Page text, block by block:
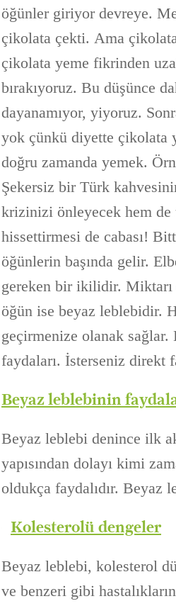
öğünler giriyor devreye.
çikolata çekti. Ama
çikolata yeme fikrinden
bırakıyoruz. Bu düşünce
dayanamıyor, yiyoruz.
yok çünkü diyette çikolata
doğru zamanda yemek.
Şekersiz bir Türk
krizinizi önleyecek hem de
hissettirmesi de cabası!
öğünlerin başında gelir.
gereken bir ikilidir. Miktarı
öğün ise beyaz leblebidir.
geçirmenize olanak
faydaları. İsterseniz direkt
Beyaz leblebinin
Beyaz leblebi denince ilk
yapısından dolayı kimi
oldukça faydalıdır. Beyaz
Kolesterolü dengeler
Beyaz leblebi, kolesterol
ve benzeri gibi